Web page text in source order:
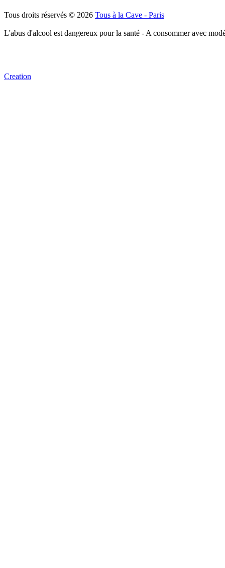
Tous droits réservés © 2026 Tous à la Cave - Paris
L'abus d'alcool est dangereux pour la santé - A consommer avec
Creation